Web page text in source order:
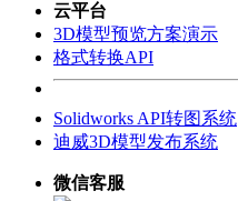
云平台
3D模型预览方案演示
格式转换API
Solidworks API转图系统
迪威3D模型发布系统
微信客服